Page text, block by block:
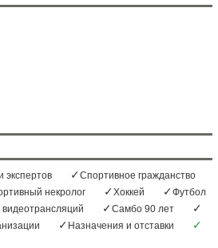
экспертов
Спортивное гражданство
некролог Хоккей
Футбол
Самбо 90 лет
Назначения и отставки